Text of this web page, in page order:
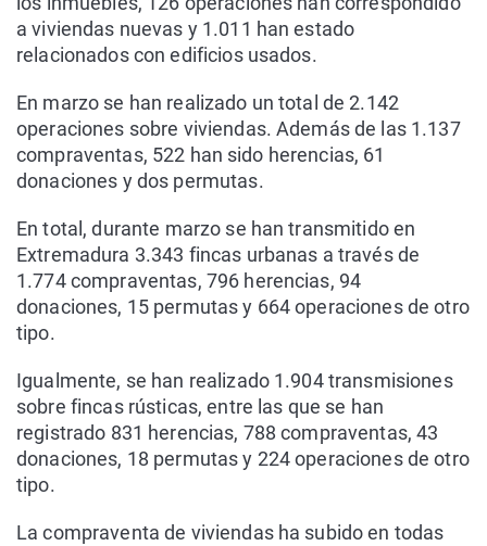
a viviendas nuevas y 1.011 han estado
relacionados con edificios usados.
En marzo se han realizado un total de 2.142
operaciones sobre viviendas. Además de las 1.137
compraventas, 522 han sido herencias, 61
donaciones y dos permutas.
En total, durante marzo se han transmitido en
Extremadura 3.343 fincas urbanas a través de
1.774 compraventas, 796 herencias, 94
donaciones, 15 permutas y 664 operaciones de otro
tipo.
Igualmente, se han realizado 1.904 transmisiones
sobre fincas rústicas, entre las que se han
registrado 831 herencias, 788 compraventas, 43
donaciones, 18 permutas y 224 operaciones de otro
tipo.
La compraventa de viviendas ha subido en todas